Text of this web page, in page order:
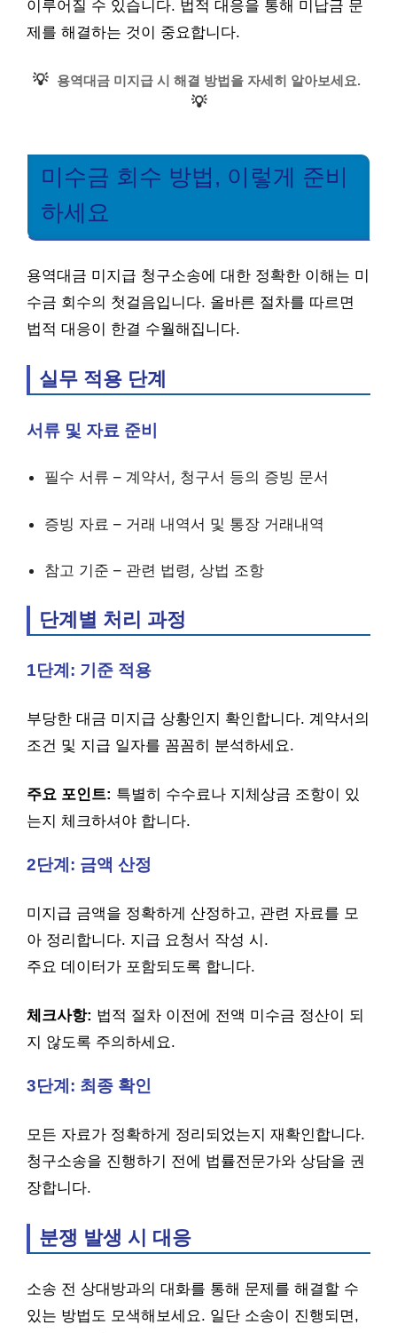
이루어질 수 있습니다. 법적 대응을 통해 미납금 문
제를 해결하는 것이 중요합니다.
💡 용역대금 미지급 시 해결 방법을 자세히 알아보세요.
💡
미수금 회수 방법, 이렇게 준비
하세요
용역대금 미지급 청구소송에 대한 정확한 이해는 미
수금 회수의 첫걸음입니다. 올바른 절차를 따르면
법적 대응이 한결 수월해집니다.
실무 적용 단계
서류 및 자료 준비
필수 서류 – 계약서, 청구서 등의 증빙 문서
증빙 자료 – 거래 내역서 및 통장 거래내역
참고 기준 – 관련 법령, 상법 조항
단계별 처리 과정
1단계: 기준 적용
부당한 대금 미지급 상황인지 확인합니다. 계약서의
조건 및 지급 일자를 꼼꼼히 분석하세요.
주요 포인트: 특별히 수수료나 지체상금 조항이 있
는지 체크하셔야 합니다.
2단계: 금액 산정
미지급 금액을 정확하게 산정하고, 관련 자료를 모
아 정리합니다. 지급 요청서 작성 시.
주요 데이터가 포함되도록 합니다.
체크사항: 법적 절차 이전에 전액 미수금 정산이 되
지 않도록 주의하세요.
3단계: 최종 확인
모든 자료가 정확하게 정리되었는지 재확인합니다.
청구소송을 진행하기 전에 법률전문가와 상담을 권
장합니다.
분쟁 발생 시 대응
소송 전 상대방과의 대화를 통해 문제를 해결할 수
있는 방법도 모색해보세요. 일단 소송이 진행되면,